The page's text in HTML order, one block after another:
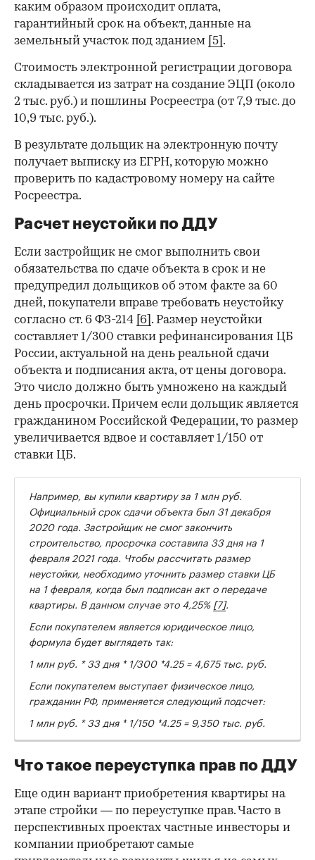
каким образом происходит оплата,
гарантийный срок на объект, данные на
земельный участок под зданием [5] .
Стоимость электронной регистрации договора
складывается из затрат на создание ЭЦП (около
2 тыс. руб.) и пошлины Росреестра (от 7,9 тыс. до
10,9 тыс. руб.).
В результате дольщик на электронную почту
получает выписку из ЕГРН, которую можно
проверить по кадастровому номеру на сайте
Росреестра.
Расчет неустойки по ДДУ
Если застройщик не смог выполнить свои
обязательства по сдаче объекта в срок и не
предупредил дольщиков об этом факте за 60
дней, покупатели вправе требовать неустойку
согласно ст. 6 ФЗ-214
[6] . Размер неустойки
составляет 1/300 ставки рефинансирования ЦБ
России, актуальной на день реальной сдачи
объекта и подписания акта, от цены договора.
Это число должно быть умножено на каждый
день просрочки. Причем если дольщик является
гражданином Российской Федерации, то размер
увеличивается вдвое и составляет 1/150 от
ставки ЦБ.
Например, вы купили квартиру за 1 млн руб.
Официальный срок сдачи объекта был 31 декабря
2020 года. Застройщик не смог закончить
строительство, просрочка составила 33 дня на 1
февраля 2021 года. Чтобы рассчитать размер
неустойки, необходимо уточнить размер ставки ЦБ
на 1 февраля, когда был подписан акт о передаче
квартиры. В данном случае это 4,25%[7].
Если покупателем является юридическое лицо,
формула будет выглядеть так:
1 млн руб. * 33 дня * 1/300 *4.25 = 4,675 тыс. руб.
Если покупателем выступает физическое лицо,
гражданин РФ, применяется следующий подсчет:
1 млн руб. * 33 дня * 1/150 *4.25 = 9,350 тыс. руб.
Что такое переуступка прав по ДДУ
Еще один вариант приобретения квартиры на
этапе стройки — по переуступке прав. Часто в
перспективных проектах частные инвесторы и
компании приобретают самые